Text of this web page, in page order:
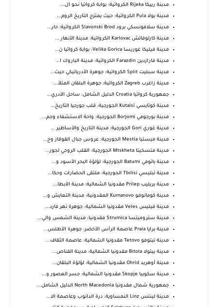
مدينة رييكا Rijeka الكرواتية: بوابة كرواتيا نحو ال...
مدينة بولا Pula الكرواتية: حيث يمتزج التاريخ الروم...
مدينة سلافونسكي برود Slavonski Brod الكرواتية: حار...
مدينة كارلوفاتش Karlovac الكرواتية: مدينة الأنهار ...
مدينة فيليكا غوريسا Velika Gorica: بوابة كرواتيا ن...
مدينة فارازدين Farazdin الكرواتية: مدينة الباروك ا...
مدينة سبليت Split الكرواتية: جوهرة الأدرياتيكي حيث...
مدينة زاغرب Zagreb الكرواتية: جوهرة البلقان المتلأ...
جمهورية كرواتيا Croatia الدليل الشامل: ساحل الأدري...
مدينة كوتايسي Kutaisi الجورجية: قلب جورجيا التاريخ...
مدينة بورجومي Borjomi الجورجية: واحة الاستشفاء وجم...
مدينة غوري Gori الجورجية: مدينة التاريخ والأساطير ...
مدينة ميستيا Mestia الجورجية: عروس جبال القوقاز وح...
مدينة متسخيتا Mtskheta الجورجية: القلب الروحي لجور...
مدينة باتومي Batumi الجورجية: لؤلؤة البحر الأسود و...
مدينة تبليسي Tbilisi الجورجية: ملتقى الحضارات وحكا...
مدينة بريليب Prilep مقدونيا الشمالية: مدينة الأبطا...
مدينة كومانوفو Kumanovo المقدونية: مدينة التعايش و...
مدينة فيليس Veles مقدونيا الشمالية: جوهرة نهر فارد...
مدينة ستروميتسا Strumica مقدونيا: مدينة الشمس والي...
مدينة برايا Praia عاصمة الرأس الأخضر: جوهرة الأطلس...
مدينة تيتوفو Tetovo مقدونيا الشمالية: عاصمة الثقاف...
مدينة بيتولا Bitola مقدونيا الشمالية: مدينة القناص...
مدينة أوهريد Ohrid مقدونيا الشمالية: لؤلؤة البلقان...
مدينة سكوبيا Skopje مقدونيا الشمالية: جسر العصور و...
جمهورية شمال مقدونيا North Macedonia الدليل الشامل...
مدينة لينتس Linz النمساوية: درة الدانوب وعاصمة الا...